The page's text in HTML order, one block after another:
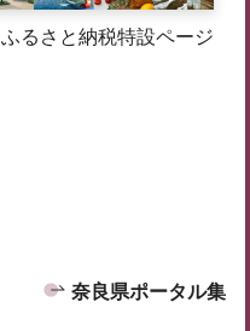
ふるさと納税特設ページ
奈良県ポータル集